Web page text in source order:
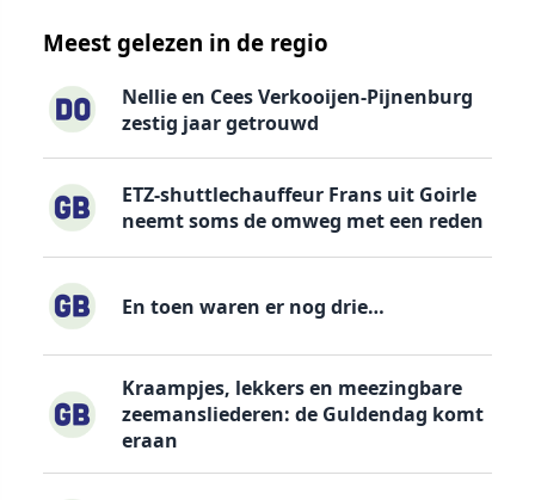
Meest gelezen in de regio
Nellie en Cees Verkooijen-Pijnenburg
zestig jaar getrouwd
ETZ-shuttlechauffeur Frans uit Goirle
neemt soms de omweg met een reden
En toen waren er nog drie…
Kraampjes, lekkers en meezingbare
zeemansliederen: de Guldendag komt
eraan